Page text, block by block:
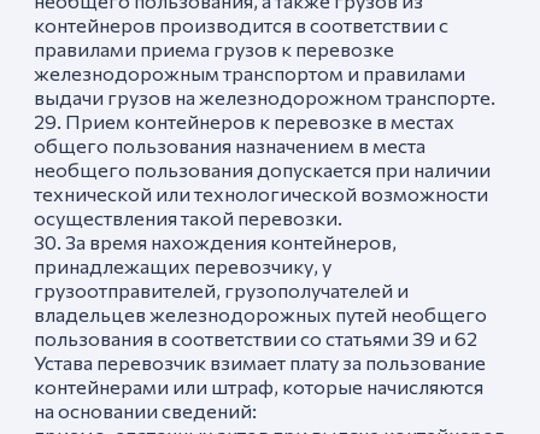
контейнеров производится в соответствии с
правилами приема грузов к перевозке
железнодорожным транспортом и правилами
выдачи грузов на железнодорожном транспорте.
29. Прием контейнеров к перевозке в местах
общего пользования назначением в места
необщего пользования допускается при наличии
технической или технологической возможности
осуществления такой перевозки.
30. За время нахождения контейнеров,
принадлежащих перевозчику, у
грузоотправителей, грузополучателей и
владельцев железнодорожных путей необщего
пользования в соответствии со статьями 39 и 62
Устава перевозчик взимает плату за пользование
контейнерами или штраф, которые начисляются
на основании сведений: